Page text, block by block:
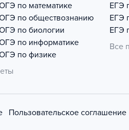
по математике
по обществознанию
по биологии
по информатике
по физике
ЕГЭ
ЕГЭ
ЕГЭ
Все
Пользовательское соглашение